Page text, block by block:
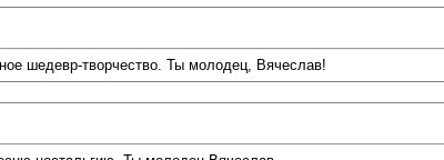
шедевр-творчество. Ты молодец, Вячеслав!